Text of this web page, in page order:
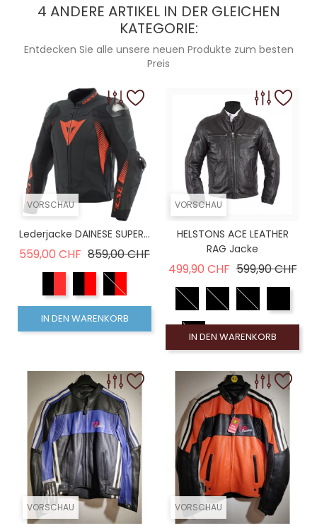
4 ANDERE ARTIKEL IN DER GLEICHEN
KATEGORIE:
Entdecken Sie alle unsere neuen Produkte zum besten
Preis
VORSCHAU
Lederjacke DAINESE SUPER...
559,00 CHF Verkaufspreis
859,00 CHFPreis
IN DEN WARENKORB
VORSCHAU
HELSTONS ACE LEATHER
RAG Jacke
499,90 CHF Verkaufspreis
599,90 CHF
IN DEN WARENKORB
VORSCHAU VORSCHAU